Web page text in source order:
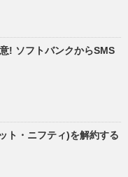
! ソフトバンクからSMS
ト・ニフティ)を解約する